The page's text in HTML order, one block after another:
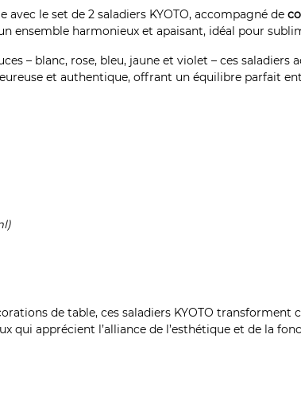
avec le set de 2 saladiers KYOTO, accompagné de
ensemble harmonieux et apaisant, idéal pour
– blanc, rose, bleu, jaune et violet – ces saladiers
et authentique, offrant un équilibre parfait
de table, ces saladiers KYOTO transforment
qui apprécient l’alliance de l’esthétique et de la